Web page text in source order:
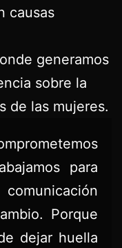
causas
generamos
sobre la
de las mujeres.
para
Porque
dejar huella